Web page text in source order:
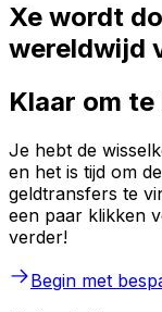
Xe wordt
wereldwijd
Klaar om
Je hebt de
en het is tijd om
geldtransfers te
een paar klikken
verder!
Begin met